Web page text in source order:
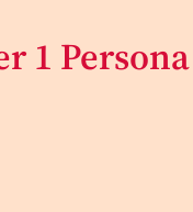
1 Persona